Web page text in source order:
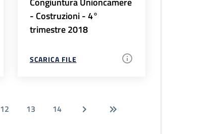
- Costruzioni - 4°
trimestre 2018
SCARICA FILE
12 13 14